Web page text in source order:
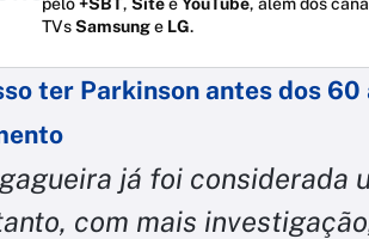
TVsSamsunge LG.
ter Parkinson antes dos 60
gagueira já foi considerada
com mais